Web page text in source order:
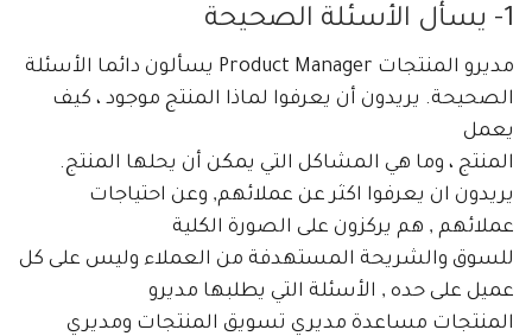
1- يسأل الأسئلة الصحيحة
مديرو المنتجات Product Manager يسألون دائما الأسئلة
الصحيحة. يريدون أن يعرفوا لماذا المنتج موجود ، كيف
يعمل
المنتج ، وما هي المشاكل التي يمكن أن يحلها المنتج.
يريدون ان يعرفوا اكثر عن عملائهم, وعن احتياجات
عملائهم , هم يركزون على الصورة الكلية
للسوق والشريحة المستهدفة من العملاء وليس على كل
عميل على حده , الأسئلة التي يطلبها مديرو
المنتجات مساعدة مديري تسويق المنتجات ومديري